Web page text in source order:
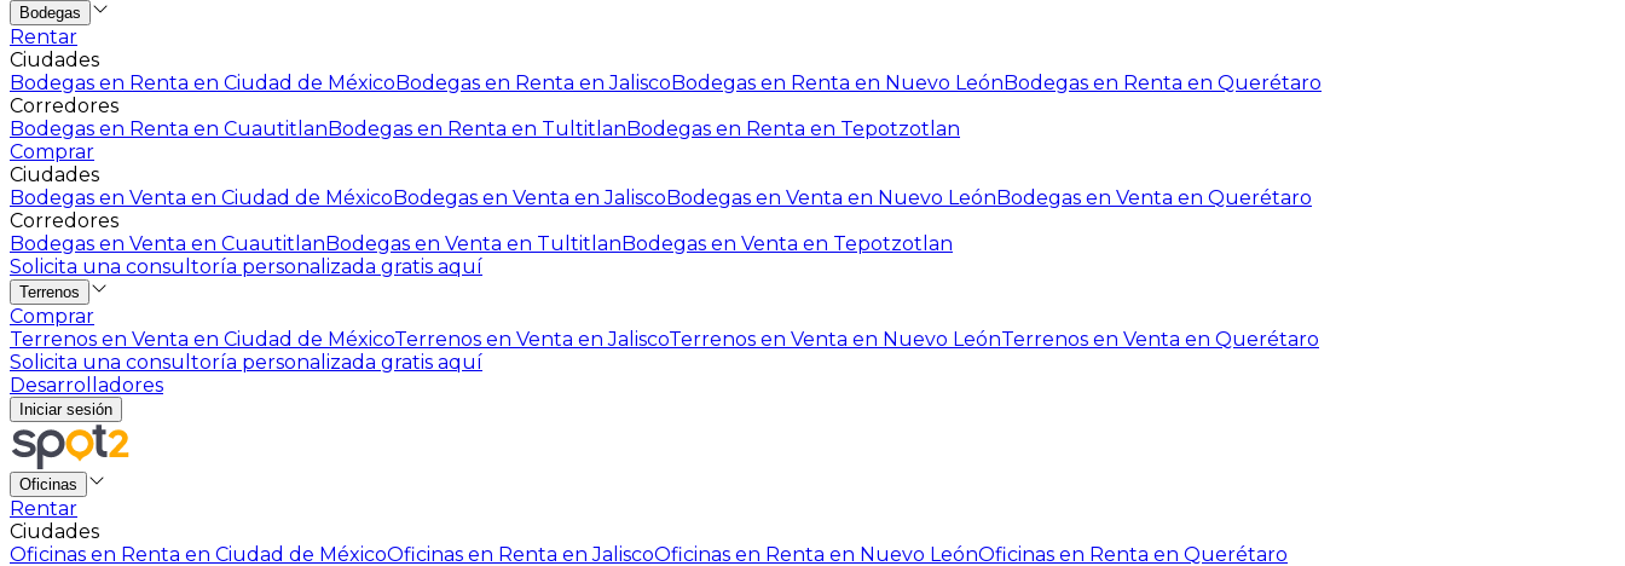
Bodegas
Rentar
Ciudades
Bodegas en Renta en Ciudad de MéxicoBodegas en Renta en JaliscoBodegas en Renta en Nuevo LeónBodegas en Renta en Querétaro
Corredores
Bodegas en Renta en CuautitlanBodegas en Renta en TultitlanBodegas en Renta en Tepotzotlan
Comprar
Ciudades
Bodegas en Venta en Ciudad de MéxicoBodegas en Venta en JaliscoBodegas en Venta en Nuevo LeónBodegas en Venta en Querétaro
Corredores
Bodegas en Venta en CuautitlanBodegas en Venta en TultitlanBodegas en Venta en Tepotzotlan
Solicita una consultoría personalizada gratis aquí
Terrenos
Comprar
Terrenos en Venta en Ciudad de MéxicoTerrenos en Venta en JaliscoTerrenos en Venta en Nuevo LeónTerrenos en Venta en Querétaro
Solicita una consultoría personalizada gratis aquí
Desarrolladores
Iniciar sesión
Oficinas
Rentar
Ciudades
Oficinas en Renta en Ciudad de MéxicoOficinas en Renta en JaliscoOficinas en Renta en Nuevo LeónOficinas en Renta en Querétaro